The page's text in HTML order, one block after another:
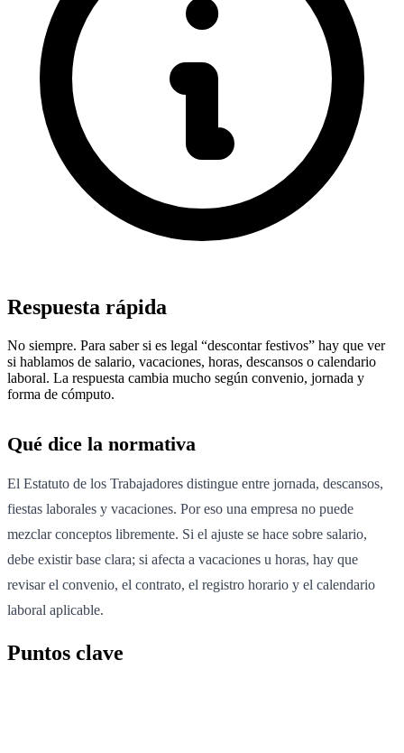
Respuesta rápida
No siempre. Para saber si es legal “descontar festivos” hay que ver
si hablamos de salario, vacaciones, horas, descansos o calendario
laboral. La respuesta cambia mucho según convenio, jornada y
forma de cómputo.
Qué dice la normativa
El Estatuto de los Trabajadores distingue entre jornada, descansos,
fiestas laborales y vacaciones. Por eso una empresa no puede
mezclar conceptos libremente. Si el ajuste se hace sobre salario,
debe existir base clara; si afecta a vacaciones u horas, hay que
revisar el convenio, el contrato, el registro horario y el calendario
laboral aplicable.
Puntos clave